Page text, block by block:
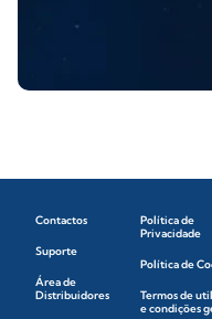
Contactos
Suporte
Área de
Distribuidores
Política de
Privacidade
Política de
Termos de
e condições